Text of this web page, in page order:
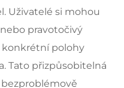
Uživatelé si mohou
pravotočivý
polohy
Tato přizpůsobitelná
bezproblémově